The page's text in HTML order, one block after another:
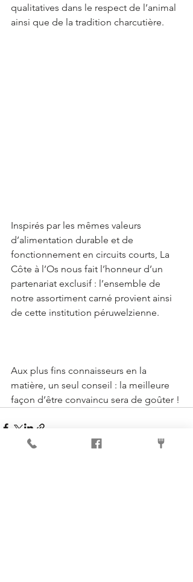
qualitatives dans le respect de l’animal
ainsi que de la tradition charcutière.
Inspirés par les mêmes valeurs
d’alimentation durable et de
fonctionnement en circuits courts, La
Côte à l’Os nous fait l’honneur d’un
partenariat exclusif : l’ensemble de
notre assortiment carné provient ainsi
de cette institution péruwelzienne.
Aux plus fins connaisseurs en la
matière, un seul conseil : la meilleure
façon d’être convaincu sera de goûter !